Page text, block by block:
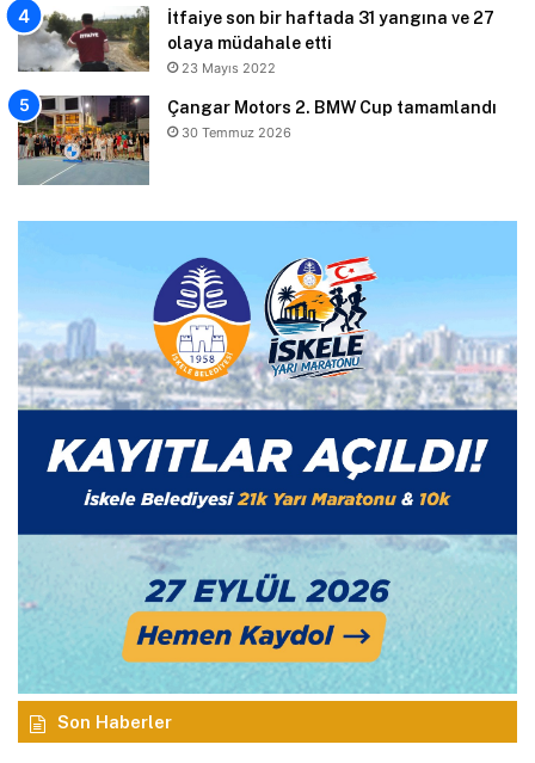
İtfaiye son bir haftada 31 yangına ve 27
olaya müdahale etti
23 Mayıs 2022
Çangar Motors 2. BMW Cup tamamlandı
30 Temmuz 2026
Son Haberler